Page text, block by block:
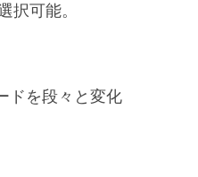
択可能。
ドを段々と変化